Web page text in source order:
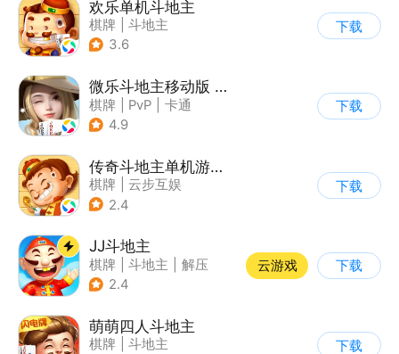
欢乐单机斗地主
棋牌
斗地主
3.6
下载
微乐斗地主移动版 V1.0.0
棋牌 PvP
卡通
| 休闲益智
4.9
下载
传奇斗地主单机游戏软件V1.0
棋牌
云步互娱
| 传奇无限
2.4
下载
JJ斗地主
棋牌 斗地主
解压
| 清新
2.4
云游戏 下载
萌萌四人斗地主
棋牌
斗地主
下载